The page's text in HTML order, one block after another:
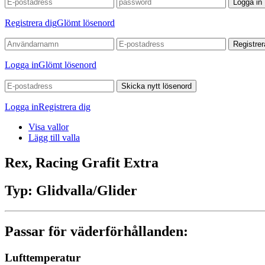
Logga in
Registrera digGlömt lösenord
Logga inGlömt lösenord
Skicka nytt lösenord
Logga inRegistrera dig
Visa vallor
Lägg till valla
Rex, Racing Grafit Extra
Typ: Glidvalla/Glider
Passar för väderförhållanden:
Lufttemperatur